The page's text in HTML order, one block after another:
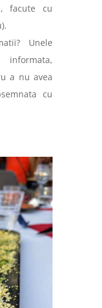
, facute cu
Unele
a nu avea
cu